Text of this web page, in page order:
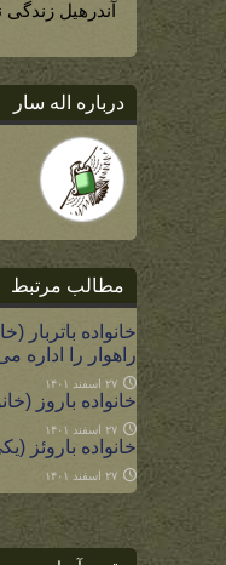
آندرهیل
درباره اله سار
مطالب مرتبط
خانواده باتربار
راهوار را اداره
۲۷ اسفند ۱۴۰۱
خانواده باروز
۲۷ اسفند ۱۴۰۱
خانواده باروئز
۲۷ اسفند ۱۴۰۱